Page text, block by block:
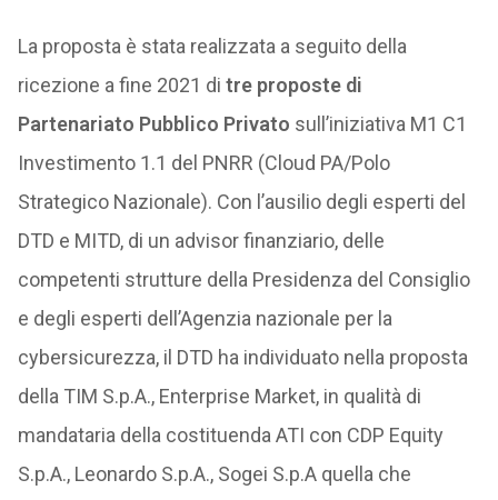
La proposta è stata realizzata a seguito della
ricezione a fine 2021 di tre proposte di
Partenariato Pubblico Privato sull’iniziativa M1 C1
Investimento 1.1 del PNRR (Cloud PA/Polo
Strategico Nazionale). Con l’ausilio degli esperti del
DTD e MITD, di un advisor finanziario, delle
competenti strutture della Presidenza del Consiglio
e degli esperti dell’Agenzia nazionale per la
cybersicurezza, il DTD ha individuato nella proposta
della TIM S.p.A., Enterprise Market, in qualità di
mandataria della costituenda ATI con CDP Equity
S.p.A., Leonardo S.p.A., Sogei S.p.A quella che